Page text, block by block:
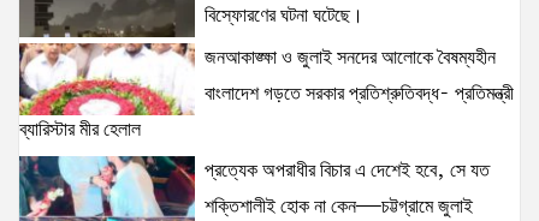
৫ আগস্টের স্মরণসভা সফল করতে প্রস্তুতি সভা অনুষ্ঠিত
15 views |posted on August 1, 2026
দক্ষিণখানে সেই নারী চিকিৎসককে খুনের মামলায় গ্রেপ্তার তার
স্বামী সোহেল রানার দুই দিনের রিমান্ড আদালত
বিস্ফোরণের ঘটনা ঘটেছে।
জনআকাঙ্ক্ষা ও জুলাই সনদের আলোকে বৈষম্যহীন
বাংলাদেশ গড়তে সরকার প্রতিশ্রুতিবদ্ধ- প্রতিমন্ত্রী
ব্যারিস্টার মীর হেলাল
প্রত্যেক অপরাধীর বিচার এ দেশেই হবে, সে যত
শক্তিশালীই হোক না কেন—চট্টগ্রামে জুলাই